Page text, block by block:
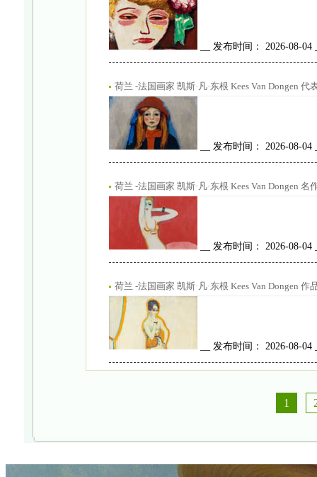
__ 发布时间： 2026-08-04
荷兰 -法国画家 凯斯·凡·东根 Kees Van Dongen
__ 发布时间： 2026-08-04
荷兰 -法国画家 凯斯·凡·东根 Kees Van Dongen
__ 发布时间： 2026-08-04
荷兰 -法国画家 凯斯·凡·东根 Kees Van Dongen
__ 发布时间： 2026-08-04
1